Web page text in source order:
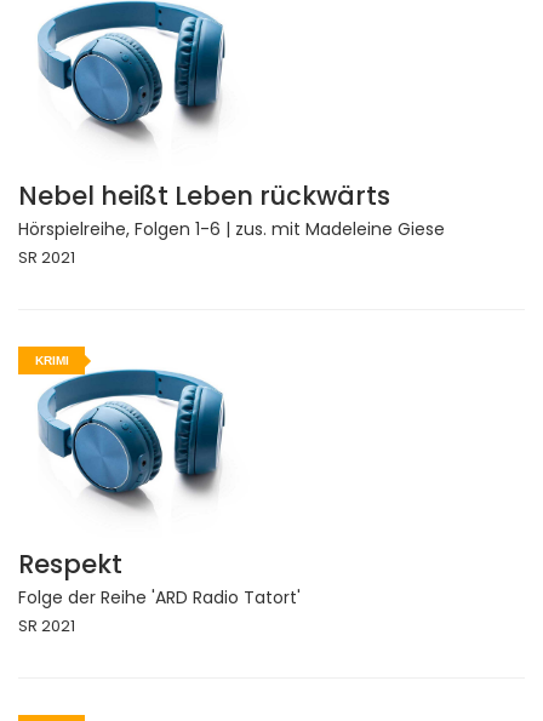
Nebel heißt Leben rückwärts
Hörspielreihe, Folgen 1-6 | zus. mit Madeleine Giese
SR 2021
KRIMI
Respekt
Folge der Reihe 'ARD Radio Tatort'
SR 2021